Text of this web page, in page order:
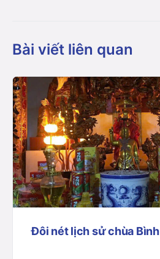
Bài viết liên quan
Đôi nét lịch sử chùa Bình